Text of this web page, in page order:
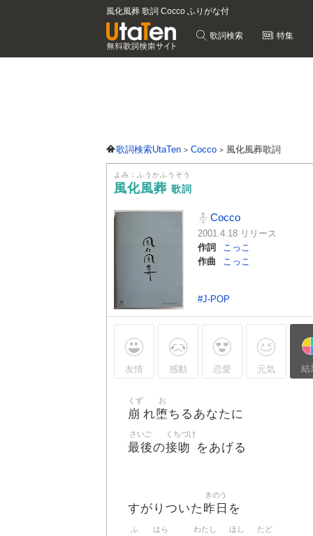
風化風葬 歌詞 Cocco ふりがな付
歌詞検索 特集
歌詞検索UtaTen Cocco 風化風葬歌詞
よみ：ふうかふうそう
風化風葬 歌詞
Cocco
2001.4.18 リリース
作詞
こっこ
作曲
こっこ
#J-POP
友情 感動 恋愛 元気 結
崩
くず
れ堕
お
ちるあなたに
最後
さいご
の接吻
くちづけ
をあげる
すがりついた 昨日
きのう
を
ふ はら わたし ほし たど